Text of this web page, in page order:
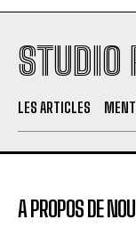
STUDIO
LES ARTICLES
A PROPOS DE